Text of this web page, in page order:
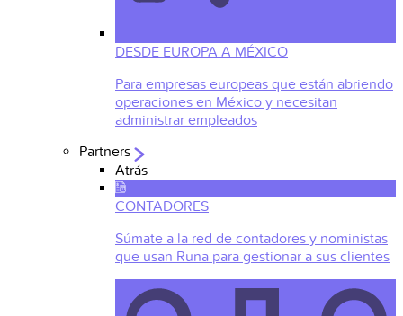
DESDE EUROPA A MÉXICO
Para empresas europeas que están abriendo
operaciones en México y necesitan
administrar empleados
Partners
Atrás
CONTADORES
Súmate a la red de contadores y noministas
que usan Runa para gestionar a sus clientes